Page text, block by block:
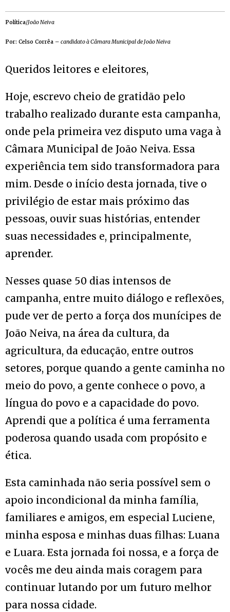
Política/João Neiva
Por: Celso Corrêa – candidato à Câmara Municipal de João Neiva
Queridos leitores e eleitores,
Hoje, escrevo cheio de gratidão pelo
trabalho realizado durante esta campanha,
onde pela primeira vez disputo uma vaga à
Câmara Municipal de João Neiva. Essa
experiência tem sido transformadora para
mim. Desde o início desta jornada, tive o
privilégio de estar mais próximo das
pessoas, ouvir suas histórias, entender
suas necessidades e, principalmente,
aprender.
Nesses quase 50 dias intensos de
campanha, entre muito diálogo e reflexões,
pude ver de perto a força dos munícipes de
João Neiva, na área da cultura, da
agricultura, da educação, entre outros
setores, porque quando a gente caminha no
meio do povo, a gente conhece o povo, a
língua do povo e a capacidade do povo.
Aprendi que a política é uma ferramenta
poderosa quando usada com propósito e
ética.
Esta caminhada não seria possível sem o
apoio incondicional da minha família,
familiares e amigos, em especial Luciene,
minha esposa e minhas duas filhas: Luana
e Luara. Esta jornada foi nossa, e a força de
vocês me deu ainda mais coragem para
continuar lutando por um futuro melhor
para nossa cidade.